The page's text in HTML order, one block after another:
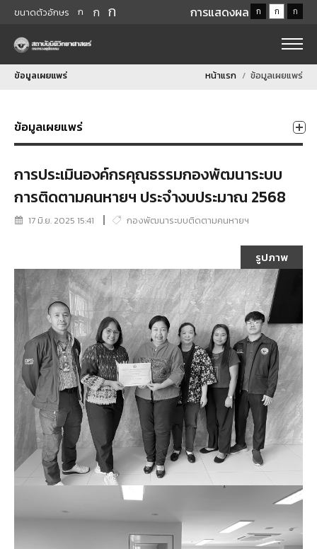
ขนาดตัวอักษร ก ก ก การแสดงผล ก ก ก
ข้อมูลเผยแพร่ หน้าแรก ข้อมูลเผยแพร่
ข้อมูลเผยแพร่
การประเมินองค์กรคุณธรรมกองพัฒนาระบบ
การติดตามคนหายฯ ประจำงบประมาณ 2568
17 มิ.ย. 2025 15:41 กองพัฒนาระบบติดตามคนหายฯ
รูปภาพ